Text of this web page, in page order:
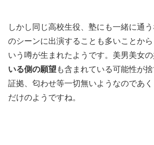
しかし同じ高校生役、塾にも一緒に通
のシーンに出演することも多いことか
いう噂が生まれたようです。美男美女の
いる側の願望も含まれている可能性が捨
証拠、匂わせ等一切無いようなのであ
だけのようですね。